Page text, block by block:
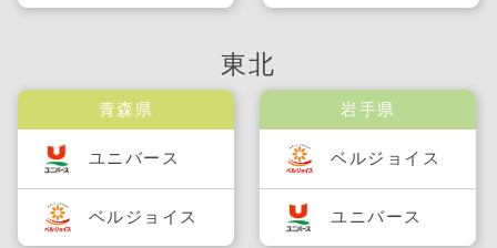
東北
青森県
ユニバース
ベルジョイス
岩手県
ベルジョイス
ユニバース